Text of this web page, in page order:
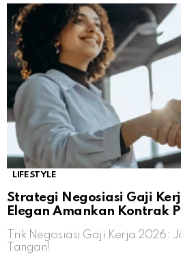
LIFESTYLE
Strategi Negosiasi Gaji
Elegan Amankan Kontrak
Trik Negosiasi Gaji Kerja 2026:
Tangan!